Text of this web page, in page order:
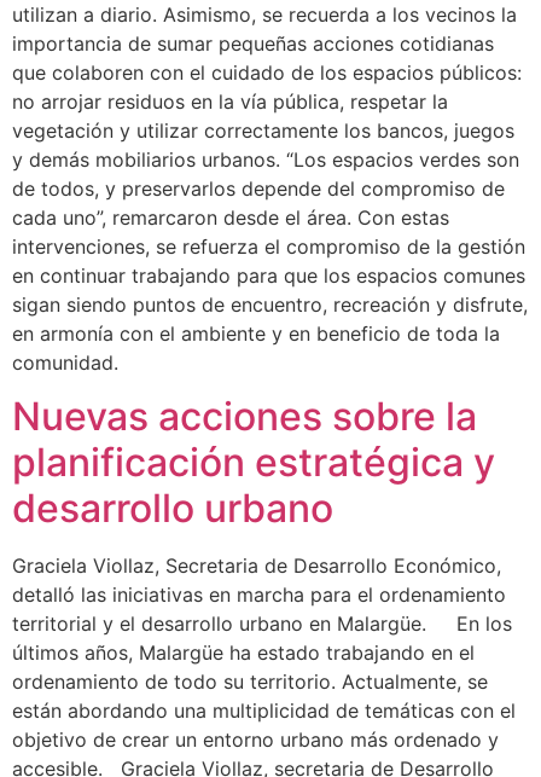
utilizan a diario. Asimismo, se recuerda a los vecinos la
importancia de sumar pequeñas acciones cotidianas
que colaboren con el cuidado de los espacios públicos:
no arrojar residuos en la vía pública, respetar la
vegetación y utilizar correctamente los bancos, juegos
y demás mobiliarios urbanos. “Los espacios verdes son
de todos, y preservarlos depende del compromiso de
cada uno”, remarcaron desde el área. Con estas
intervenciones, se refuerza el compromiso de la gestión
en continuar trabajando para que los espacios comunes
sigan siendo puntos de encuentro, recreación y disfrute,
en armonía con el ambiente y en beneficio de toda la
comunidad.
Nuevas acciones sobre la
planificación estratégica y
desarrollo urbano
Graciela Viollaz, Secretaria de Desarrollo Económico,
detalló las iniciativas en marcha para el ordenamiento
territorial y el desarrollo urbano en Malargüe. En los
últimos años, Malargüe ha estado trabajando en el
ordenamiento de todo su territorio. Actualmente, se
están abordando una multiplicidad de temáticas con el
objetivo de crear un entorno urbano más ordenado y
accesible. Graciela Viollaz, secretaria de Desarrollo